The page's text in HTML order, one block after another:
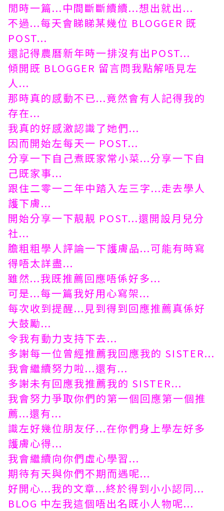
閒時一篇...中間斷斷續續...想出就出...
不過...每天會睇睇某幾位 BLOGGER 既
POST...
還記得農曆新年時一排沒有出POST...
傾開既 BLOGGER 留言問我點解唔見左
人...
那時真的感動不已...竟然會有人記得我的
存在...
我真的好感激認識了她們...
因而開始左每天一 POST...
分享一下自己煮既家常小菜...分享一下自
己既家事...
跟住二零一二年中踏入左三字...走去學人
護下膚...
開始分享一下靚靚 POST...還開設月兒分
社...
膽粗粗學人評論一下護膚品...可能有時寫
得唔太詳盡...
雖然...我既推薦回應唔係好多...
可是...每一篇我好用心寫架...
每次收到提醒...見到得到回應推薦真係好
大鼓勵...
令我有動力支持下去...
多謝每一位曾經推薦我回應我的 SISTER...
我會繼續努力啦...還有...
多謝未有回應我推薦我的 SISTER...
我會努力爭取你們的第一個回應第一個推
薦...還有...
識左好幾位朋友仔...在你們身上學左好多
護膚心得...
我會繼續向你們虛心學習...
期待有天與你們不期而遇呢...
好開心...我的文章...終於得到小小認同...
BLOG 中左我這個唔出名既小人物呢...